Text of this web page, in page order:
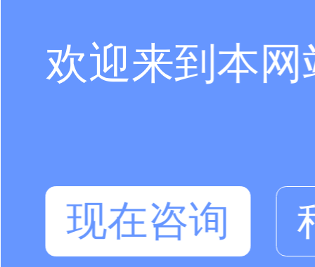
欢迎来到本
现在咨询